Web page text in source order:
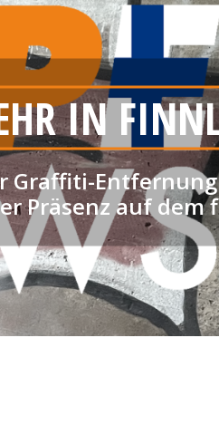
IN
Präsenz auf dem